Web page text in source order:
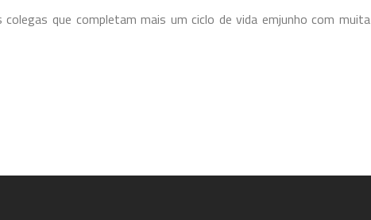
que completam mais um ciclo de vida emjunho com muita